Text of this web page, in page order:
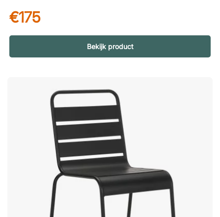
zijn, kun je ze eenvoudig opbergen zonder veel
vloeroppervlak in te nemen. Details die het verschil maken
Zitting, rugleuning en armleuningen zijn handgeweven, wat
elke stoel een uniek karakter en een luxe uitstraling geeft. De
combinatie van materialen zorgt voor een mooie balans tussen
regenachtige en koude maanden binnen of onder een
waterdichte hoes te bewaren.De S.L stoel heeft prachtig
handgeweven delen die een moderne en grafische indruk
geven. Een nette stoel voor de patio of het terras die zowel
comfortabel is als de buitenomgeving een stijlvol meubelstuk
geeft. Handgeweven zitting, rugleuning en armleuningen.
Comfortabel gewatteerd zitkussen. Handig stapelbaar.
Weerbestendig en UV-bestendig. Gegalvaniseerd stalen frame
– bestand tegen roest en corrosie.
€175
Bekijk product